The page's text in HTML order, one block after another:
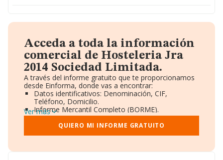
Acceda a toda la información
comercial de Hosteleria Jra
2014 Sociedad Limitada.
A través del informe gratuito que te proporcionamos
desde Einforma, donde vas a encontrar:
Datos identificativos: Denominación, CIF,
Teléfono, Domicilio.
Informe Mercantil Completo (BORME).
Gráficos de Evolución Ventas y Empleados.
Consejo de Administración y Administradores.
Directivos y Ejecutivos.
Ver más
QUIERO MI INFORME GRATUITO